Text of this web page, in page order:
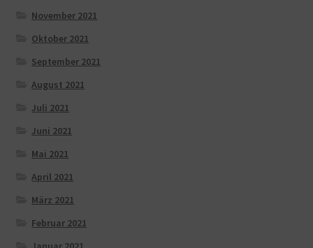
November 2021
Oktober 2021
September 2021
August 2021
Juli 2021
Juni 2021
Mai 2021
April 2021
März 2021
Februar 2021